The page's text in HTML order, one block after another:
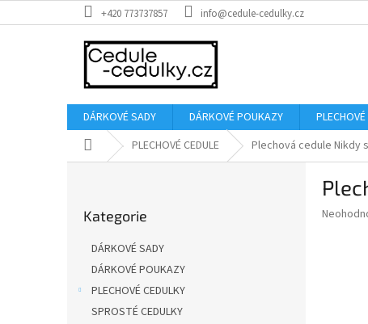
na
+420 773737857 info@cedule-cedulky.cz
DÁRKOVÉ SADY DÁRKOVÉ POUKAZY
Domů PLECHOVÉ CEDULE Plechová cedule Nikdy
kategorie
Kategorie
DÁRKOVÉ SADY
DÁRKOVÉ POUKAZY
PLECHOVÉ CEDULKY
SPROSTÉ CEDULKY
Průměrné